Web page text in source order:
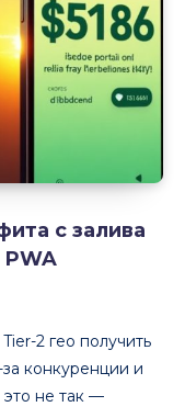
с залива
PWA
2 гео получить
конкуренции и
не так —